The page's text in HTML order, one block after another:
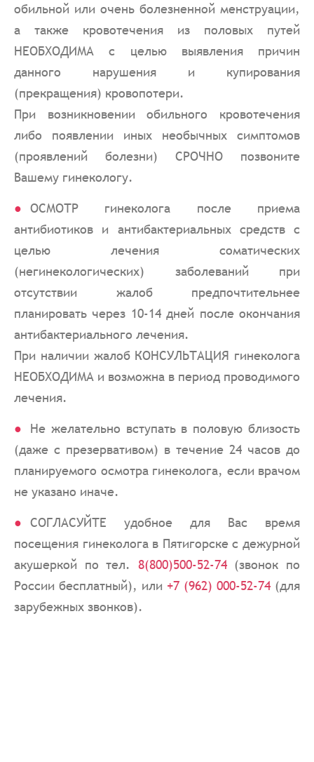
обильной или очень болезненной менструации,
а также кровотечения из половых путей
НЕОБХОДИМА с целью выявления причин
данного нарушения и купирования
(прекращения) кровопотери.
При возникновении обильного кровотечения
либо появлении иных необычных симптомов
(проявлений болезни) СРОЧНО позвоните
Вашему гинекологу.
ОСМОТР гинеколога после приема
антибиотиков и антибактериальных средств с
целью лечения соматических
(негинекологических) заболеваний при
отсутствии жалоб предпочтительнее
планировать через 10-14 дней после окончания
антибактериального лечения.
При наличии жалоб КОНСУЛЬТАЦИЯ гинеколога
НЕОБХОДИМА и возможна в период проводимого
лечения.
Не желательно вступать в половую близость
(даже с презервативом) в течение 24 часов до
планируемого осмотра гинеколога, если врачом
не указано иначе.
СОГЛАСУЙТЕ удобное для Вас время
посещения гинеколога в Пятигорске с дежурной
акушеркой по тел. 8(800)500-52-74(звонок по
России бесплатный), или +7 (962) 000-52-74 (для
зарубежных звонков).